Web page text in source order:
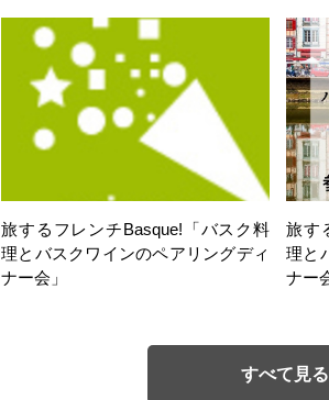
旅するフレンチBasque!「バスク料
理とバスクワインのペアリングディ
ナー会」
旅す
理と
ナー
すべて見る